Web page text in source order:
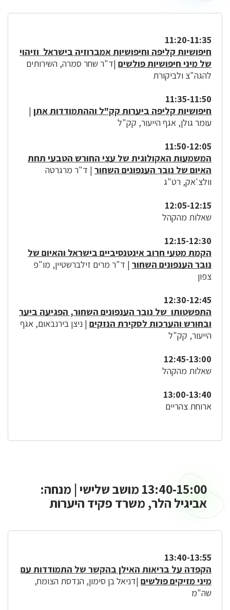
11:20-11:35
חיפושיות קליפה וחיפושיות אמברוזיה בישראל וזיהוי
של מיני חיפושיות פולשים |ד"ר שחר סמרה, השירותים
להגה"צ ולביקורת
11:35-11:50
חיפושיות קליפה ביערות קק"ל וההתמודדות אתן |
עומר גולן, אגף הייעור, קק"ל
11:50-12:05
המשמעות האקולוגית של עצי החורש הטבעי תחת
האיום של נובר הענפונים השחור | ד"ר מרגרטה
וולצ'אק, רט"ג
12:05-12:15
שאלות מהקהל
12:15-12:30
הקמת מטעי חרוב אינטנסיביים בישראל והאיום של
נובר הענפונים השחור | ד"ר מרים זילברשטיין, מו"פ
צפון
12:30-12:45
התפשטותו של נובר הענפונים השחור, הפגיעה ביער
ובחורש והערכות לסקירת הנזקים | ניצן בירנבאום, אגף
הייעור, קק"ל
12:45-13:00
שאלות מהקהל
13:00-13:40
ארוחת צהריים
13:40-15:00 מושב שלישי | מנחה:
אביגיל הלר, משרד פקיד היערות
13:40-13:55
הקפדה על בריאות האילן בהקשר של התמודדות עם
מיני מזיקים פולשים |דניאל בן סימון, הנדסת הצומח,
שה"מ